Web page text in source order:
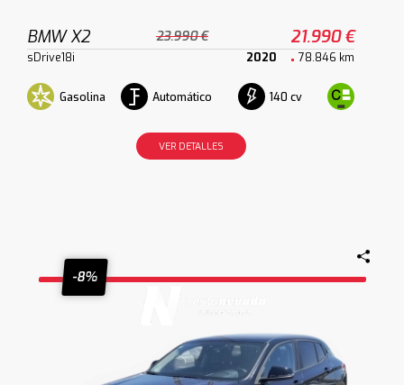
BMW X2 23.990 € 21.990 €
sDrive18i 2020 78.846 km
Gasolina Automático 140 cv
VER DETALLES
-8%